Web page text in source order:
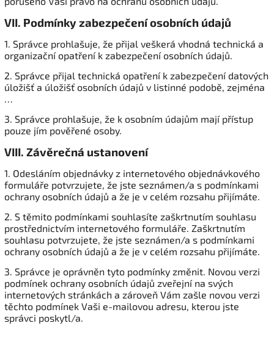
VII. Podmínky zabezpečení osobních údajů
1. Správce prohlašuje, že přijal veškerá vhodná technická a
organizační opatření k zabezpečení osobních údajů.
2. Správce přijal technická opatření k zabezpečení datových
úložišť a úložišť osobních údajů v listinné podobě, zejména
…
3. Správce prohlašuje, že k osobním údajům mají přístup
pouze jím pověřené osoby.
VIII. Závěrečná ustanovení
1. Odesláním objednávky z internetového objednávkového
formuláře potvrzujete, že jste seznámen/a s podmínkami
ochrany osobních údajů a že je v celém rozsahu přijímáte.
2. S těmito podmínkami souhlasíte zaškrtnutím souhlasu
prostřednictvím internetového formuláře. Zaškrtnutím
souhlasu potvrzujete, že jste seznámen/a s podmínkami
ochrany osobních údajů a že je v celém rozsahu přijímáte.
3. Správce je oprávněn tyto podmínky změnit. Novou verzi
podmínek ochrany osobních údajů zveřejní na svých
internetových stránkách a zároveň Vám zašle novou verzi
těchto podmínek Vaši e-mailovou adresu, kterou jste
správci poskytl/a.